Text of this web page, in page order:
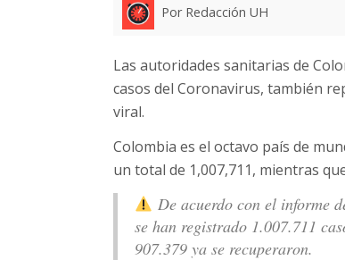
Por Redacción UH
Las autoridades sanitarias de
casos del Coronavirus, también
viral.
Colombia es el octavo país de
un total de 1,007,711, mientras
De acuerdo con el informe
se han registrado 1.007.711
907.379 ya se recuperaron.